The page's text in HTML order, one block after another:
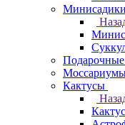
Минисадики
Подарочные
Кактусы